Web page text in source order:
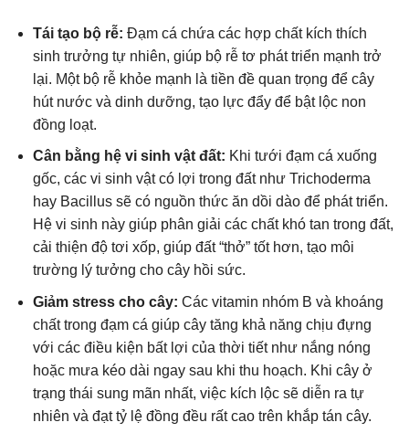
Tái tạo bộ rễ: Đạm cá chứa các hợp chất kích thích
sinh trưởng tự nhiên, giúp bộ rễ tơ phát triển mạnh trở
lại. Một bộ rễ khỏe mạnh là tiền đề quan trọng để cây
hút nước và dinh dưỡng, tạo lực đẩy để bật lộc non
đồng loạt.
Cân bằng hệ vi sinh vật đất: Khi tưới đạm cá xuống
gốc, các vi sinh vật có lợi trong đất như Trichoderma
hay Bacillus sẽ có nguồn thức ăn dồi dào để phát triển.
Hệ vi sinh này giúp phân giải các chất khó tan trong đất,
cải thiện độ tơi xốp, giúp đất “thở” tốt hơn, tạo môi
trường lý tưởng cho cây hồi sức.
Giảm stress cho cây: Các vitamin nhóm B và khoáng
chất trong đạm cá giúp cây tăng khả năng chịu đựng
với các điều kiện bất lợi của thời tiết như nắng nóng
hoặc mưa kéo dài ngay sau khi thu hoạch. Khi cây ở
trạng thái sung mãn nhất, việc kích lộc sẽ diễn ra tự
nhiên và đạt tỷ lệ đồng đều rất cao trên khắp tán cây.